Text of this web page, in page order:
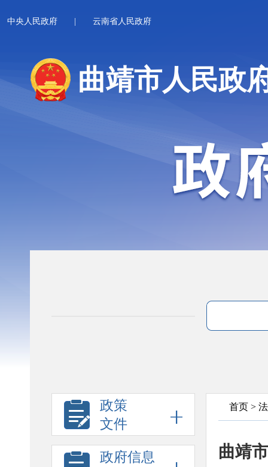
中央人民政府 云南省人民政府
曲靖市人民政
政策
文件
政府信息
首页 >
曲靖